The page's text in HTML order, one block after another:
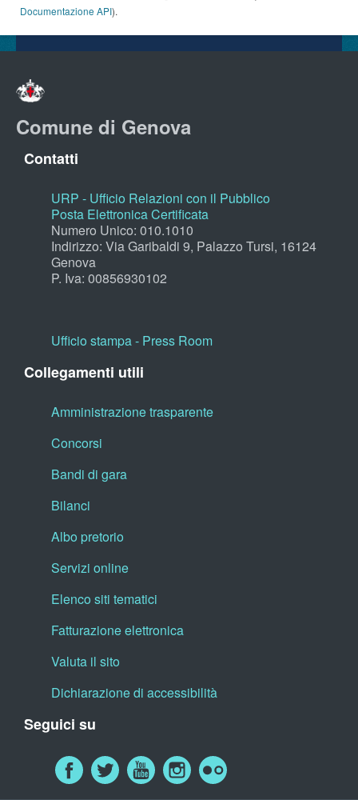
Documentazione API).
Comune di Genova
Contatti
URP - Ufficio Relazioni con il Pubblico
Posta Elettronica Certificata
Numero Unico: 010.1010
Indirizzo: Via Garibaldi 9, Palazzo Tursi, 16124
Genova
P. Iva: 00856930102
Ufficio stampa - Press Room
Collegamenti utili
Amministrazione trasparente
Concorsi
Bandi di gara
Bilanci
Albo pretorio
Servizi online
Elenco siti tematici
Fatturazione elettronica
Valuta il sito
Dichiarazione di accessibilità
Seguici su